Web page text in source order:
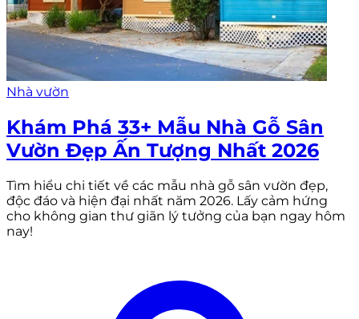
Nhà vườn
Khám Phá 33+ Mẫu Nhà Gỗ Sân
Vườn Đẹp Ấn Tượng Nhất 2026
Tìm hiểu chi tiết về các mẫu nhà gỗ sân vườn đẹp,
độc đáo và hiện đại nhất năm 2026. Lấy cảm hứng
cho không gian thư giãn lý tưởng của bạn ngay hôm
nay!